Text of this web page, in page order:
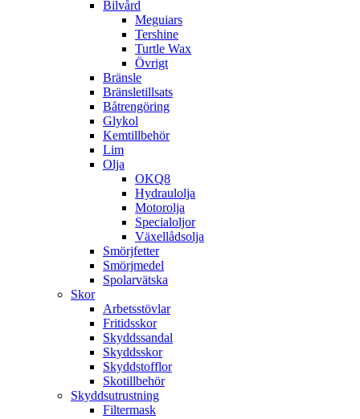
Bilvård
Meguiars
Tershine
Turtle Wax
Övrigt
Bränsle
Bränsletillsats
Båtrengöring
Glykol
Kemtillbehör
Lim
Olja
OKQ8
Hydraulolja
Motorolja
Specialoljor
Växellådsolja
Smörjfetter
Smörjmedel
Spolarvätska
Skor
Arbetsstövlar
Fritidsskor
Skyddssandal
Skyddsskor
Skyddstofflor
Skotillbehör
Skyddsutrustning
Filtermask